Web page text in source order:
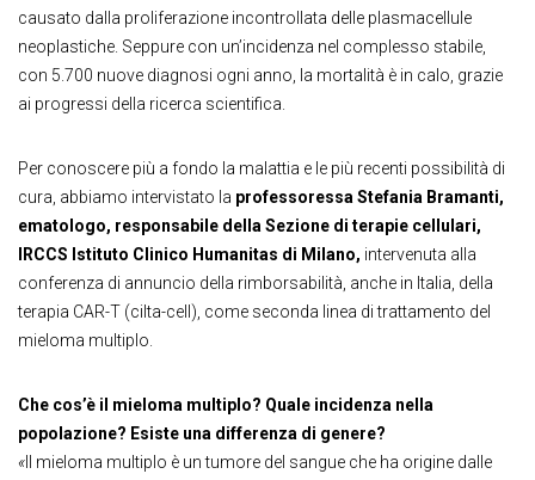
causato dalla proliferazione incontrollata delle plasmacellule
neoplastiche. Seppure con un’incidenza nel complesso stabile,
con 5.700 nuove diagnosi ogni anno, la mortalità è in calo, grazie
ai progressi della ricerca scientifica.
Per conoscere più a fondo la malattia e le più recenti possibilità di
cura, abbiamo intervistato la professoressa Stefania Bramanti,
ematologo, responsabile della Sezione di terapie cellulari,
IRCCS Istituto Clinico Humanitas di Milano, intervenuta alla
conferenza di annuncio della rimborsabilità, anche in Italia, della
terapia CAR-T (cilta-cell), come seconda linea di trattamento del
mieloma multiplo.
Che cos’è il mieloma multiplo? Quale incidenza nella
popolazione? Esiste una differenza di genere?
« Il mieloma multiplo è un tumore del sangue che ha origine dalle